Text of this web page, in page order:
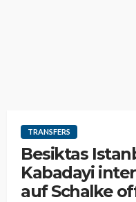
TRANSFERS
Besiktas
Kabadayi
auf Schalke